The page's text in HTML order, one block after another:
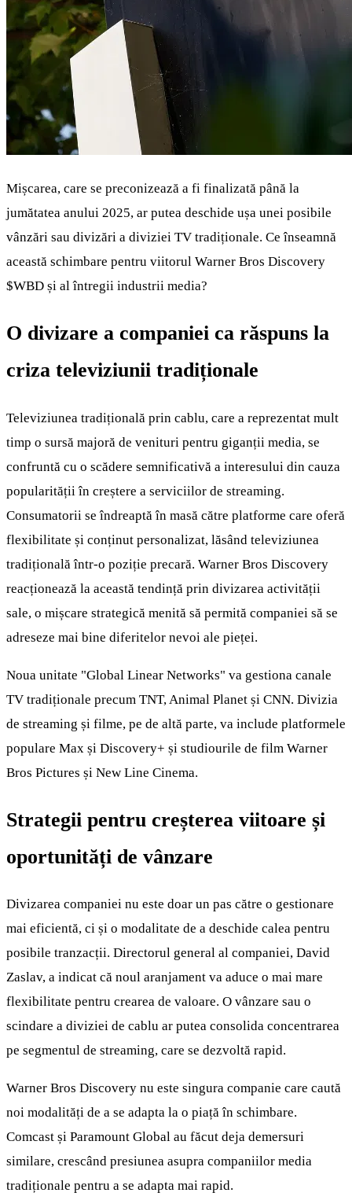
Mișcarea, care se preconizează a fi finalizată până la
jumătatea anului 2025, ar putea deschide ușa unei posibile
vânzări sau divizări a diviziei TV tradiționale. Ce înseamnă
această schimbare pentru viitorul Warner Bros Discovery
$WBD și al întregii industrii media?
O divizare a companiei ca răspuns la
criza televiziunii tradiționale
Televiziunea tradițională prin cablu, care a reprezentat mult
timp o sursă majoră de venituri pentru giganții media, se
confruntă cu o scădere semnificativă a interesului din cauza
popularității în creștere a serviciilor de streaming.
Consumatorii se îndreaptă în masă către platforme care oferă
flexibilitate și conținut personalizat, lăsând televiziunea
tradițională într-o poziție precară. Warner Bros Discovery
reacționează la această tendință prin divizarea activității
sale, o mișcare strategică menită să permită companiei să se
adreseze mai bine diferitelor nevoi ale pieței.
Noua unitate "Global Linear Networks" va gestiona canale
TV tradiționale precum TNT, Animal Planet și CNN. Divizia
de streaming și filme, pe de altă parte, va include platformele
populare Max și Discovery+ și studiourile de film Warner
Bros Pictures și New Line Cinema.
Strategii pentru creșterea viitoare și
oportunități de vânzare
Divizarea companiei nu este doar un pas către o gestionare
mai eficientă, ci și o modalitate de a deschide calea pentru
posibile tranzacții. Directorul general al companiei, David
Zaslav, a indicat că noul aranjament va aduce o mai mare
flexibilitate pentru crearea de valoare. O vânzare sau o
scindare a diviziei de cablu ar putea consolida concentrarea
pe segmentul de streaming, care se dezvoltă rapid.
Warner Bros Discovery nu este singura companie care caută
noi modalități de a se adapta la o piață în schimbare.
Comcast și Paramount Global au făcut deja demersuri
similare, crescând presiunea asupra companiilor media
tradiționale pentru a se adapta mai rapid.